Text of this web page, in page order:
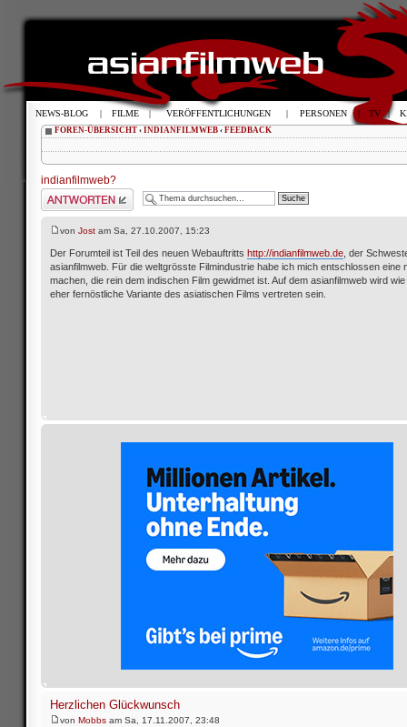
FOREN-ÜBERSICHT ‹ INDIANFILMWEB ‹ FEEDBACK
indianfilmweb?
Antwort schreiben
von Jost am Sa, 27.10.2007, 15:23
Der Forumteil ist Teil des neuen Webauftritts http://indianfilmweb.de , der
asianfilmweb. Für die weltgrösste Filmindustrie habe ich mich entschlossen eine
machen, die rein dem indischen Film gewidmet ist. Auf dem asianfilmweb wird
eher fernöstliche Variante des asiatischen Films vertreten sein.
Herzlichen Glückwunsch
von Mobbs am Sa, 17.11.2007, 23:48
NEWS-BLOG | FILME | VERÖFFENTLICHUNGEN | PERSONEN | TV |